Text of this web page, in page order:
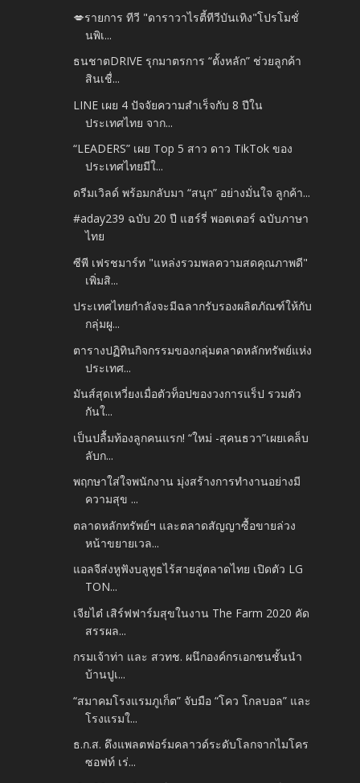
💋รายการ ทีวี "ดาราวาไรตี้ทีวีบันเทิง"โปรโมชั่
นพิเ...
ธนชาตDRIVE รุกมาตรการ “ตั้งหลัก” ช่วยลูกค้า
สินเชื่...
LINE เผย 4 ปัจจัยความสำเร็จกับ 8 ปีใน
ประเทศไทย จาก...
“LEADERS” เผย Top 5 สาว ดาว TikTok ของ
ประเทศไทยมีใ...
ดรีมเวิลด์ พร้อมกลับมา “สนุก” อย่างมั่นใจ ลูกค้า...
#aday239 ฉบับ 20 ปี แฮร์รี่ พอตเตอร์ ฉบับภาษา
ไทย
ซีพี เฟรชมาร์ท "แหล่งรวมพลความสดคุณภาพดี"
เพิ่มสิ...
ประเทศไทยกำลังจะมีฉลากรับรองผลิตภัณฑ์ให้กับ
กลุ่มผู...
ตารางปฏิทินกิจกรรมของกลุ่มตลาดหลักทรัพย์แห่ง
ประเทศ...
มันส์สุดเหวี่ยงเมื่อตัวท็อปของวงการแร็ป รวมตัว
กันใ...
เป็นปลื้มท้องลูกคนแรก! “ใหม่ -สุคนธวา”เผยเคล็บ
ลับก...
พฤกษาใส่ใจพนักงาน มุ่งสร้างการทำงานอย่างมี
ความสุข ...
ตลาดหลักทรัพย์ฯ และตลาดสัญญาซื้อขายล่วง
หน้าขยายเวล...
แอลจีส่งหูฟังบลูทูธไร้สายสู่ตลาดไทย เปิดตัว LG
TON...
เจียไต๋ เสิร์ฟฟาร์มสุขในงาน The Farm 2020 คัด
สรรผล...
กรมเจ้าท่า และ สวทช. ผนึกองค์กรเอกชนชั้นนำ
บ้านปูเ...
“สมาคมโรงแรมภูเก็ต” จับมือ “โคว โกลบอล” และ
โรงแรมใ...
ธ.ก.ส. ดึงแพลตฟอร์มคลาวด์ระดับโลกจากไมโคร
ซอฟท์ เร่...